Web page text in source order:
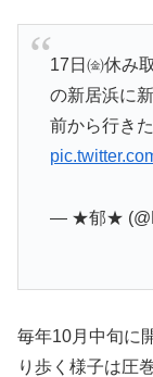
17日㈮休み
の新居浜に
前から行き
— ★郁★
毎年10月中旬に
り歩く様子は圧